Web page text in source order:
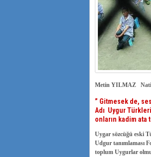
Metin YILMAZ
” Gitmesek de,
Adı Uygur
onların kadim ata
Uygar sözcüğü eski
Udgur tanımlaması
toplum Uygurlar